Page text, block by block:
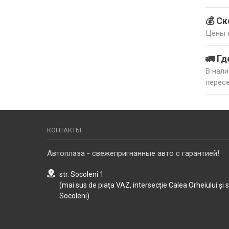
5.
6.
💰
Цены
🚛
В
КОНТАКТЫ
Автоплаза - свежепригнанные авто с гарантией!
str. Socoleni 1
(mai sus de piața VAZ, intersecție Calea Orheiului și
Socoleni)